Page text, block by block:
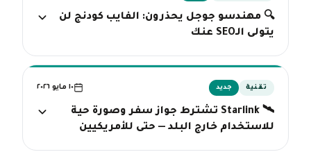
🔍 مهندسو جوجل يحذرون: الفايب كودنج لن
يتولى الـSEO عنك
تقنية جديد ١٠ مايو ٢٠٢٦
🛰️ Starlink تشترط جواز سفر وصورة حية
للاستخدام خارج البلد — حتى للأمريكيين